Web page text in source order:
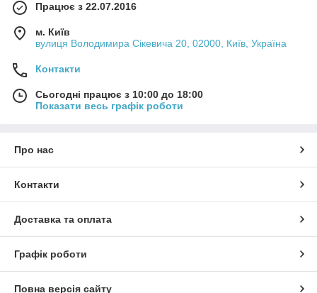
Працює з 22.07.2016
м. Київ
вулиця Володимира Сікевича 20, 02000, Київ, Україна
Контакти
Сьогодні працює з 10:00 до 18:00
Показати весь графік роботи
Про нас
Контакти
Доставка та оплата
Графік роботи
Повна версія сайту